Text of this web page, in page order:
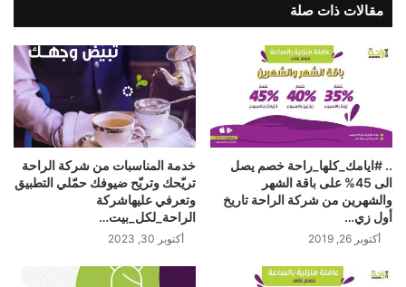
مقالات ذات صلة
.. ‏#ايامك_كلها_راحة ‏خصم يصل
الى 45%‬⁩ على باقة الشهر
والشهرين من ⁧‫شركة الراحة ‏تاريخ
أول زي…
أكتوبر 26, 2019
خدمة المناسبات من شركة الراحة
تريّحك وتريّح ضيوفك حمّلي التطبيق
وتعرفي عليهاشركة
الراحة_لكل_بيت…
أكتوبر 30, 2023